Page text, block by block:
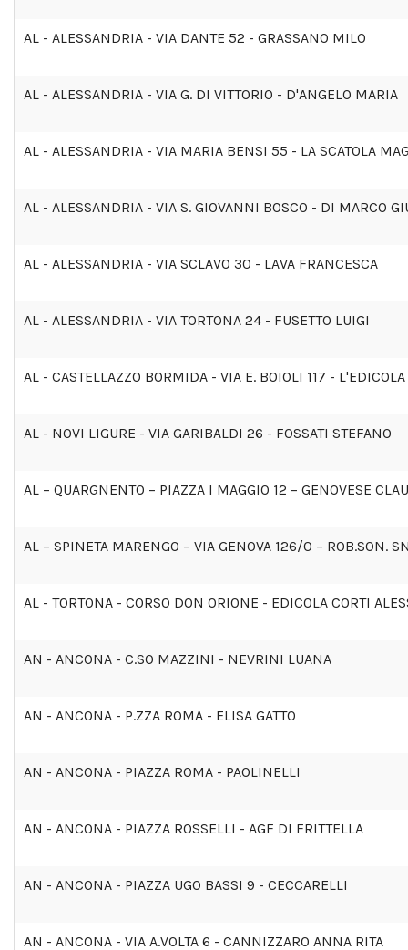
AL - ALESSANDRIA - VIA DANTE 52 - GRASSANO MILO
AL - ALESSANDRIA - VIA G. DI VITTORIO - D'ANGELO MARIA
AL - ALESSANDRIA - VIA MARIA BENSI 55 - LA SCATOLA
AL - ALESSANDRIA - VIA S. GIOVANNI BOSCO - DI MARCO
AL - ALESSANDRIA - VIA SCLAVO 30 - LAVA FRANCESCA
AL - ALESSANDRIA - VIA TORTONA 24 - FUSETTO LUIGI
AL - CASTELLAZZO BORMIDA - VIA E. BOIOLI 117 -
AL - NOVI LIGURE - VIA GARIBALDI 26 - FOSSATI STEFANO
AL – QUARGNENTO – PIAZZA I MAGGIO 12 – GENOVESE
AL – SPINETA MARENGO – VIA GENOVA 126/0 – ROB.SON.
AL - TORTONA - CORSO DON ORIONE - EDICOLA CORTI
AN - ANCONA - C.SO MAZZINI - NEVRINI LUANA
AN - ANCONA - P.ZZA ROMA - ELISA GATTO
AN - ANCONA - PIAZZA ROMA - PAOLINELLI
AN - ANCONA - PIAZZA ROSSELLI - AGF DI FRITTELLA
AN - ANCONA - PIAZZA UGO BASSI 9 - CECCARELLI
AN - ANCONA - VIA A.VOLTA 6 - CANNIZZARO ANNA RITA